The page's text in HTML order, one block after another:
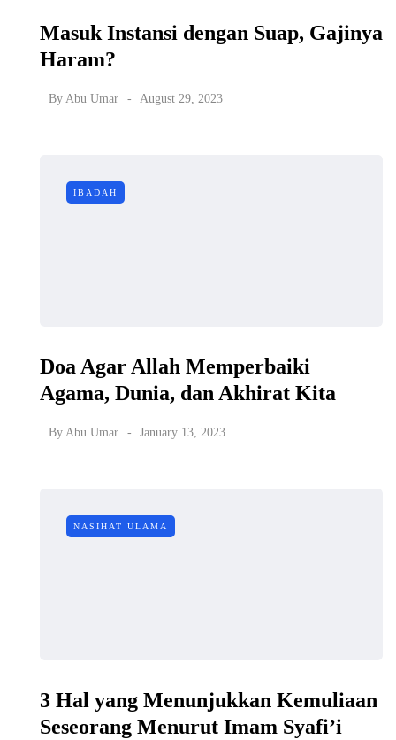
Masuk Instansi dengan Suap, Gajinya
Haram?
By Abu Umar August 29, 2023
IBADAH
Doa Agar Allah Memperbaiki
Agama, Dunia, dan Akhirat Kita
By Abu Umar January 13, 2023
NASIHAT ULAMA
3 Hal yang Menunjukkan Kemuliaan
Seseorang Menurut Imam Syafi’i